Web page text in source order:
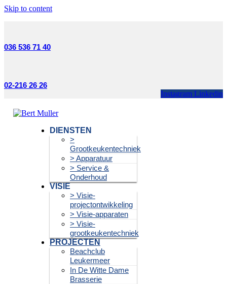
Skip to content
036 536 71 40
02-216 26 26
Instagram Linkedin
DIENSTEN
>
Grootkeukentechniek
> Apparatuur
> Service &
Onderhoud
VISIE
> Visie-
projectontwikkeling
> Visie-apparaten
> Visie-
grootkeukentechniek
PROJECTEN
Beachclub
Leukermeer
In De Witte Dame
Brasserie